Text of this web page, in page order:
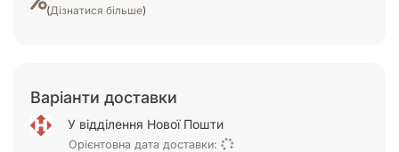
(Дізнатися більше)
Варіанти доставки
У відділення Нової Пошти
Орієнтовна дата доставки: